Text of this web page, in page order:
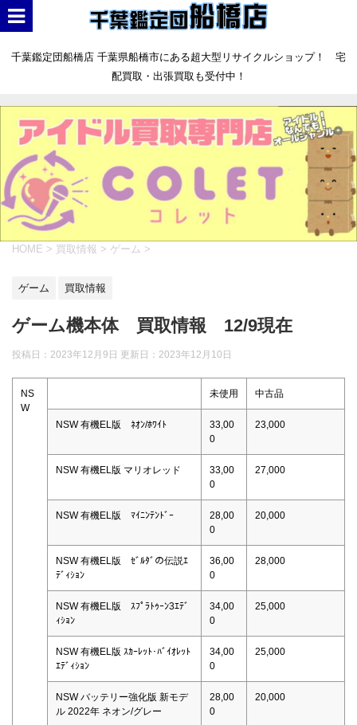
千葉鑑定団船橋店 千葉県船橋市にある超大型リサイクルショップ！ 宅
配買取・出張買取も受付中！
HOME > 買取情報 > ゲーム >
ゲーム 買取情報
ゲーム機本体 買取情報 12/9現在
投稿日：2023年12月9日 更新日： 2023年12月10日
NS
W
未使用 中古品
NSW 有機EL版 ﾈｵﾝ/ﾎﾜｲﾄ
33,00
0
23,000
NSW 有機EL版 マリオレッド
33,00
0
27,000
NSW 有機EL版 ﾏｲﾆﾝﾃﾝﾄﾞｰ
28,00
0
20,000
NSW 有機EL版 ｾﾞﾙﾀﾞの伝説ｴ
ﾃﾞｨｼｮﾝ
36,00
0
28,000
NSW 有機EL版 ｽﾌﾟﾗﾄｩｰﾝ3ｴﾃﾞ
ｨｼｮﾝ
34,00
0
25,000
NSW 有機EL版 ｽｶｰﾚｯﾄ･ﾊﾞｲｵﾚｯﾄ
ｴﾃﾞｨｼｮﾝ
34,00
0
25,000
NSW バッテリー強化版 新モデ
ル 2022年 ネオン/グレー
28,00
0
20,000